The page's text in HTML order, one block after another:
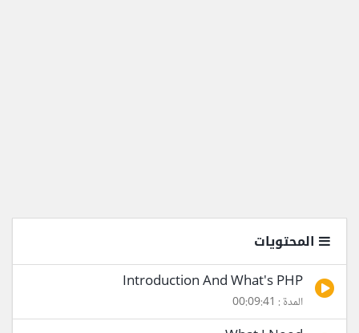
المحتويات
Introduction And What's PHP
المدة : 00:09:41